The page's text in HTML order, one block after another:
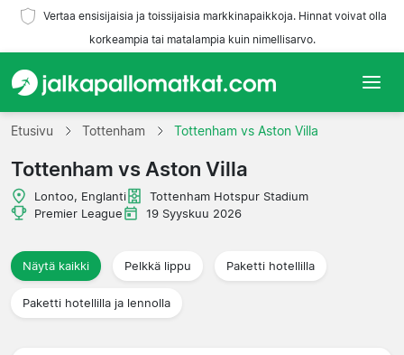
Vertaa ensisijaisia ja toissijaisia markkinapaikkoja. Hinnat voivat olla
korkeampia tai matalampia kuin nimellisarvo.
Etusivu
Joukkueet
Liigat
Matkatoimistoja
Etusivu Tottenham Tottenham vs Aston Villa
Tottenham vs Aston Villa
Lontoo, Englanti
Tottenham Hotspur Stadium
Premier League
19 Syyskuu 2026
Näytä kaikki Pelkkä lippu Paketti hotellilla
Paketti hotellilla ja lennolla